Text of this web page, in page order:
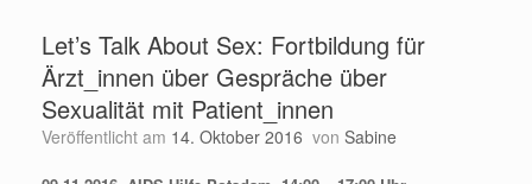
Let’s Talk About Sex: Fortbildung für
Ärzt_innen über Gespräche über
Sexualität mit Patient_innen
Veröffentlicht am 14. Oktober 2016 von Sabine